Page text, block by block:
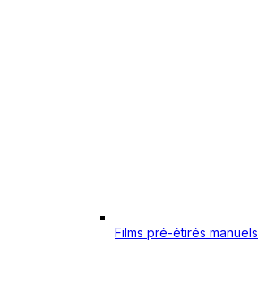
Films pré-étirés manuels